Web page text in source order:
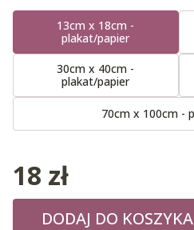
13cm x 18cm -
plakat/papier
30cm x 40cm -
plakat/papier
70cm x 100cm -
18 zł
DODAJ DO KOSZYKA